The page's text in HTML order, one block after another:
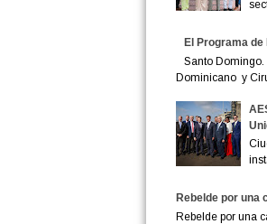
El Programa
Santo Domingo.
Dominicano y
Rebelde por una
Rebelde por una